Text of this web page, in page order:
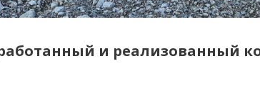
и реализованный